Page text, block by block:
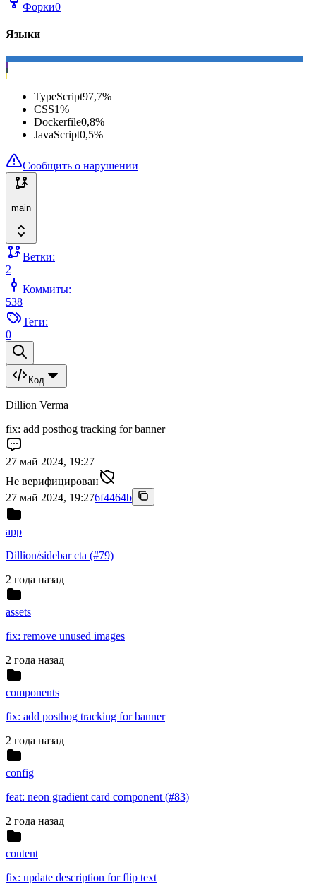
Форки0
Языки
TypeScript97,7%
CSS1%
Dockerfile0,8%
JavaScript0,5%
Сообщить о нарушении
main
Ветки:
2
Коммиты:
538
Теги:
0
Код
Dillion Verma
fix: add posthog tracking for banner
27 май 2024, 19:27
Не верифицирован
27 май 2024, 19:276f4464b
app
Dillion/sidebar cta (#79)
2 года назад
assets
fix: remove unused images
2 года назад
components
fix: add posthog tracking for banner
2 года назад
config
feat: neon gradient card component (#83)
2 года назад
content
fix: update description for flip text